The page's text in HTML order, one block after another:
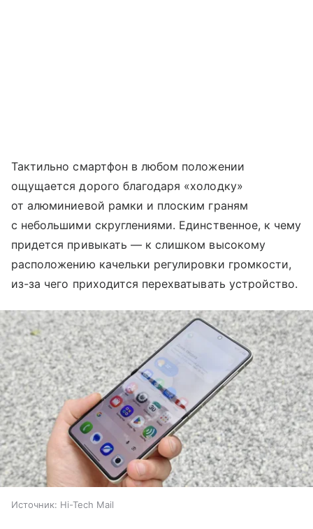
Тактильно смартфон в любом положении
ощущается дорого благодаря «холодку»
от алюминиевой рамки и плоским граням
с небольшими скруглениями. Единственное, к чему
придется привыкать — к слишком высокому
расположению качельки регулировки громкости,
из-за чего приходится перехватывать устройство.
Источник: Hi-Tech Mail